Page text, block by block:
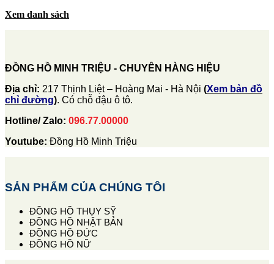
Xem danh sách
ĐỒNG HỒ MINH TRIỆU - CHUYÊN HÀNG HIỆU
Địa chỉ: 217 Thịnh Liệt – Hoàng Mai - Hà Nội (Xem bản đồ
chỉ đường). Có chỗ đậu ô tô.
Hotline/ Zalo: 096.77.00000
Youtube: Đồng Hồ Minh Triệu
SẢN PHẨM CỦA CHÚNG TÔI
ĐỒNG HỒ THỤY SỸ
ĐỒNG HỒ NHẬT BẢN
ĐỒNG HỒ ĐỨC
ĐỒNG HỒ NỮ